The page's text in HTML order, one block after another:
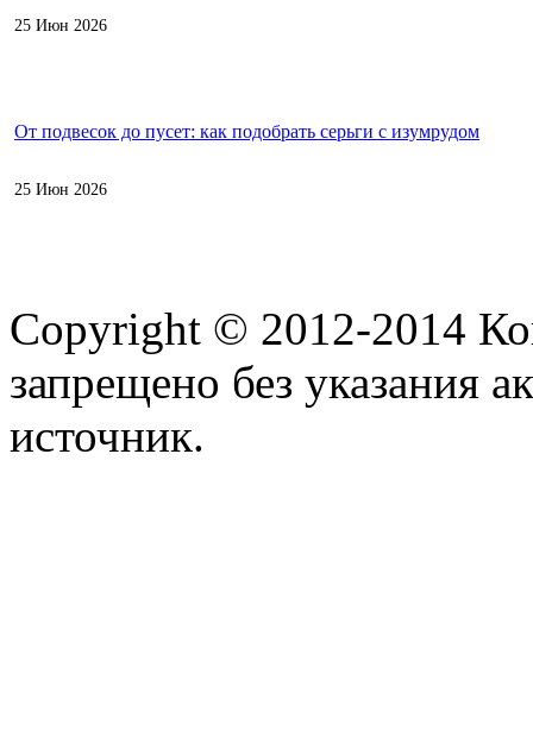
25 Июн 2026
От подвесок до пусет: как подобрать серьги с изумрудом
25 Июн 2026
Copyright © 2012-2014
запрещено без указания
источник.